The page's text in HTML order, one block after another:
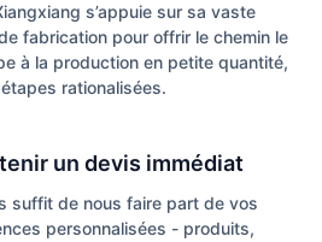
s’appuie sur sa vaste
fabrication pour offrir le chemin le
à la production en petite quantité,
rationalisées.
un devis immédiat
suffit de nous faire part de vos
personnalisées - produits,